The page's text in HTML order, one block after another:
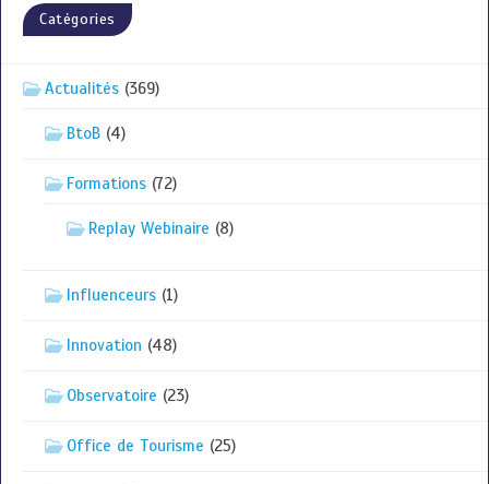
Catégories
Actualités (369)
BtoB (4)
Formations (72)
Replay Webinaire (8)
Influenceurs (1)
Innovation (48)
Observatoire (23)
Office de Tourisme (25)